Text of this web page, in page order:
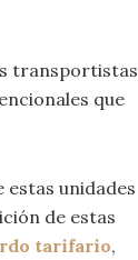
transportistas
que
unidades
de estas
tarifario,